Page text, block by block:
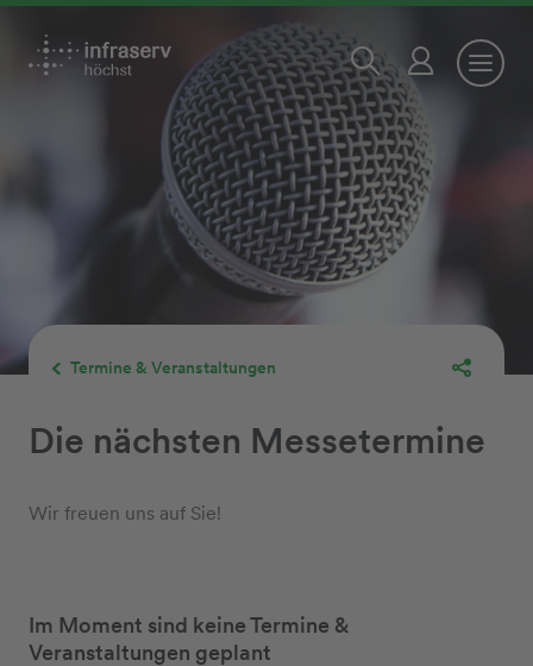
Termine & Veranstaltungen
Die nächsten Messetermine
Wir freuen uns auf Sie!
Im Moment sind keine Termine &
Veranstaltungen geplant